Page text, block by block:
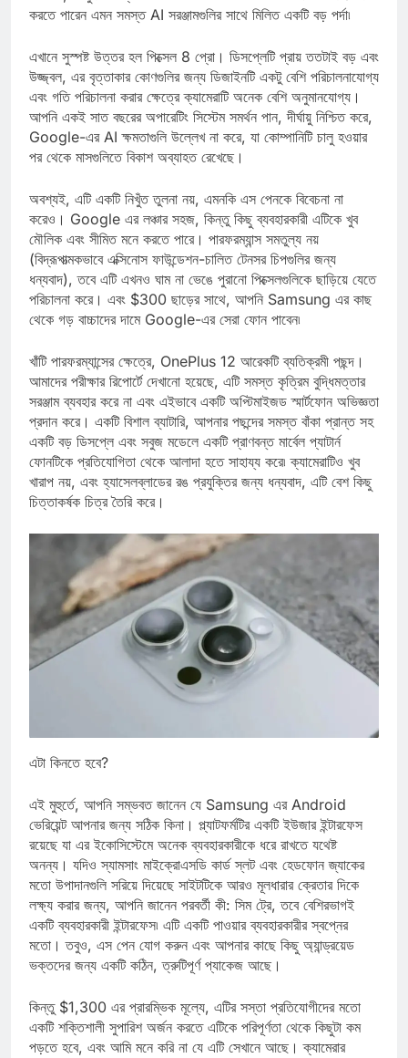
পরিবর্তে, আসুন সামগ্রিক অভিজ্ঞতার উপর ফোকাস করা যাক: আপনি কল্পনা
এখানে সুস্পষ্ট উত্তর হল পিক্সেল 8 প্রো। ডিসপ্লেটি প্রায় ততটাই বড় এবং
উজ্জ্বল, এর বৃত্তাকার কোণগুলির জন্য ডিজাইনটি একটু বেশি পরিচালনাযোগ্য
এবং গতি পরিচালনা করার ক্ষেত্রে ক্যামেরাটি অনেক বেশি অনুমানযোগ্য।
আপনি একই সাত বছরের অপারেটিং সিস্টেম সমর্থন পান, দীর্ঘায়ু নিশ্চিত করে,
Google-এর AI ক্ষমতাগুলি উল্লেখ না করে, যা কোম্পানিটি চালু হওয়ার
অবশ্যই, এটি একটি নিখুঁত তুলনা নয়, এমনকি এস পেনকে বিবেচনা না
করেও। Google এর লঞ্চার সহজ, কিন্তু কিছু ব্যবহারকারী এটিকে খুব
মৌলিক এবং সীমিত মনে করতে পারে। পারফরম্যান্স সমতুল্য নয়
(বিদ্রূপাত্মকভাবে এক্সিনোস ফাউন্ডেশন-চালিত টেনসর চিপগুলির জন্য
ধন্যবাদ), তবে এটি এখনও ঘাম না ভেঙে পুরানো পিক্সেলগুলিকে ছাড়িয়ে যেতে
পরিচালনা করে। এবং $300 ছাড়ের সাথে, আপনি Samsung এর কাছ
খাঁটি পারফরম্যান্সের ক্ষেত্রে, OnePlus 12 আরেকটি ব্যতিক্রমী পছন্দ।
আমাদের পরীক্ষার রিপোর্টে দেখানো হয়েছে, এটি সমস্ত কৃত্রিম বুদ্ধিমত্তার
সরঞ্জাম ব্যবহার করে না এবং এইভাবে একটি অপ্টিমাইজড স্মার্টফোন অভিজ্ঞতা
প্রদান করে। একটি বিশাল ব্যাটারি, আপনার পছন্দের সমস্ত বাঁকা প্রান্ত সহ
একটি বড় ডিসপ্লে এবং সবুজ মডেলে একটি প্রাণবন্ত মার্বেল প্যাটার্ন
ফোনটিকে প্রতিযোগিতা থেকে আলাদা হতে সাহায্য করে৷ ক্যামেরাটিও খুব
খারাপ নয়, এবং হ্যাসেলব্লাডের রঙ প্রযুক্তির জন্য ধন্যবাদ, এটি বেশ কিছু
এই মুহুর্তে, আপনি সম্ভবত জানেন যে Samsung এর Android
ভেরিয়েন্ট আপনার জন্য সঠিক কিনা। প্ল্যাটফর্মটির একটি ইউজার ইন্টারফেস
রয়েছে যা এর ইকোসিস্টেমে অনেক ব্যবহারকারীকে ধরে রাখতে যথেষ্ট
অনন্য। যদিও স্যামসাং মাইক্রোএসডি কার্ড স্লট এবং হেডফোন জ্যাকের
মতো উপাদানগুলি সরিয়ে দিয়েছে সাইটটিকে আরও মূলধারার ক্রেতার দিকে
লক্ষ্য করার জন্য, আপনি জানেন পরবর্তী কী: সিম ট্রে, তবে বেশিরভাগই
একটি ব্যবহারকারী ইন্টারফেস৷ এটি একটি পাওয়ার ব্যবহারকারীর স্বপ্নের
মতো। তবুও, এস পেন যোগ করুন এবং আপনার কাছে কিছু অ্যান্ড্রয়েড
কিন্তু $1,300 এর প্রারম্ভিক মূল্যে, এটির সস্তা প্রতিযোগীদের মতো
একটি শক্তিশালী সুপারিশ অর্জন করতে এটিকে পরিপূর্ণতা থেকে কিছুটা কম